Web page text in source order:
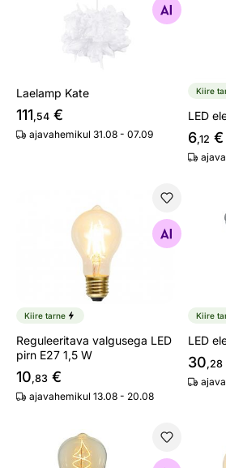
Otsi sarnaseid
Laelamp Kate
111,54 €
ajavahemikul 31.08 - 07.09
Kiire
LED
6,12 €
Reguleeritava valgusega LED
Otsi sarnaseid
Kiire tarne
Reguleeritava valgusega LED
pirn E27 1,5 W
10,83 €
ajavahemikul 13.08 - 20.08
LED
Kiire
LED
30,28
Dekoratiivne LED pirn E27 3WLED